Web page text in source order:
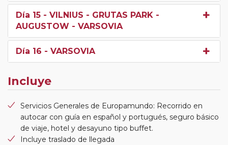
Día 15 - VILNIUS - GRUTAS PARK -
AUGUSTOW - VARSOVIA
Día 16 - VARSOVIA
Incluye
Servicios Generales de Europamundo: Recorrido en
autocar con guía en español y portugués, seguro básico
de viaje, hotel y desayuno tipo buffet.
Incluye traslado de llegada